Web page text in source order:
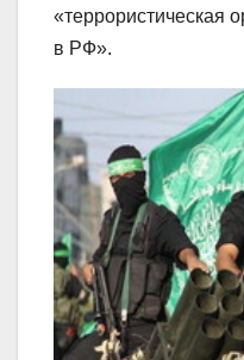
«террористическая
в РФ».